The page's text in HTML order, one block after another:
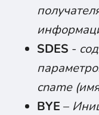
SDES -
cname
BYE –